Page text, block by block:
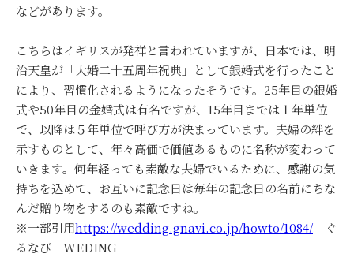
などがあります。
こちらはイギリスが発祥と言われていますが、日本では、明
治天皇が「大婚二十五周年祝典」として銀婚式を行ったこと
により、習慣化されるようになったそうです。25年目の銀婚
式や50年目の金婚式は有名ですが、15年目までは１年単位
で、以降は５年単位で呼び方が決まっています。夫婦の絆を
示すものとして、年々高価で価値あるものに名称が変わって
いきます。何年経っても素敵な夫婦でいるために、感謝の気
持ちを込めて、お互いに記念日は毎年の記念日の名前にちな
んだ贈り物をするのも素敵ですね。
※一部引用https://wedding.gnavi.co.jp/howto/1084/ ぐ
るなび WEDING